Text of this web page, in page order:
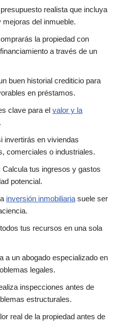
realista que incluya
del inmueble.
la propiedad con
a través de un
buen historial crediticio para
en préstamos.
clave para el valor y la
.
invertirás en viviendas
comerciales o industriales.
tus ingresos y gastos
potencial.
inversión inmobiliaria suele ser
tus recursos en una sola
a un abogado especializado en
legales.
inspecciones antes de
estructurales.
real de la propiedad antes de